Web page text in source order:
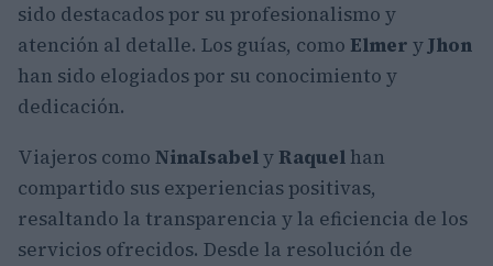
sido destacados por su profesionalismo y
atención al detalle. Los guías, como Elmer yJhon
han sido elogiados por su conocimiento y
dedicación.
Viajeros como NinaIsabely Raquel han
compartido sus experiencias positivas,
resaltando la transparencia y la eficiencia de los
servicios ofrecidos. Desde la resolución de